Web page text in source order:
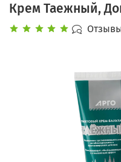
Крем Таежный,